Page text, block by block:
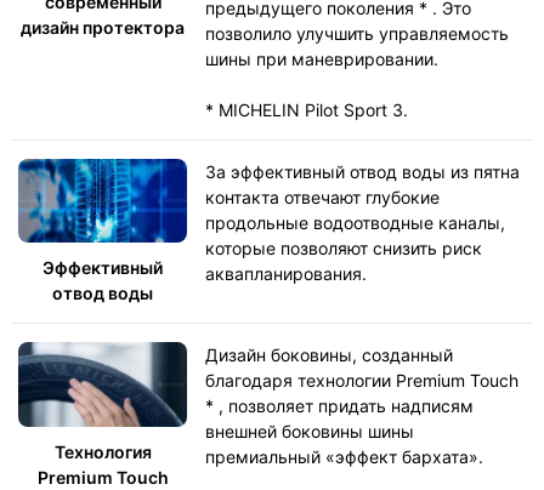
дизайн протектора
предыдущего поколения * . Это
позволило улучшить управляемость
шины при маневрировании.
* MICHELIN Pilot Sport 3.
Эффективный
отвод воды
За эффективный отвод воды из пятна
контакта отвечают глубокие
продольные водоотводные каналы,
которые позволяют снизить риск
аквапланирования.
Технология
Premium Touch
Дизайн боковины, созданный
благодаря технологии Premium Touch
* , позволяет придать надписям
внешней боковины шины
премиальный «эффект бархата».